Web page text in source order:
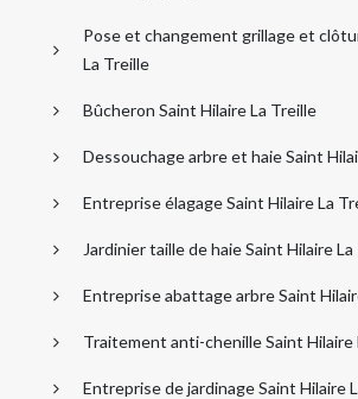
Pose et changement grillage et
La Treille
Bûcheron Saint Hilaire La Treille
Dessouchage arbre et haie Saint
Entreprise élagage Saint Hilaire La
Jardinier taille de haie Saint Hilaire
Entreprise abattage arbre Saint
Traitement anti-chenille Saint Hilaire
Entreprise de jardinage Saint Hilaire